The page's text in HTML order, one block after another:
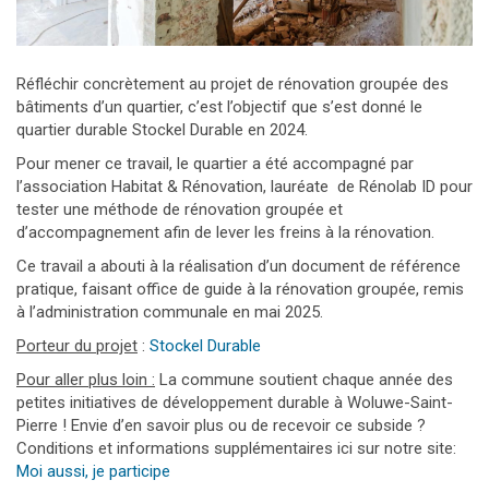
Réfléchir concrètement au projet de rénovation groupée des
bâtiments d’un quartier, c’est l’objectif que s’est donné le
quartier durable Stockel Durable en 2024.
Pour mener ce travail, le quartier a été accompagné par
l’association Habitat & Rénovation, lauréate de Rénolab ID pour
tester une méthode de rénovation groupée et
d’accompagnement afin de lever les freins à la rénovation.
Ce travail a abouti à la réalisation d’un document de référence
pratique, faisant office de guide à la rénovation groupée, remis
à l’administration communale en mai 2025.
Porteur du projet : Stockel Durable
Pour aller plus loin : La commune soutient chaque année des
petites initiatives de développement durable à Woluwe-Saint-
Pierre ! Envie d’en savoir plus ou de recevoir ce subside ?
Conditions et informations supplémentaires ici sur notre site:
Moi aussi, je participe